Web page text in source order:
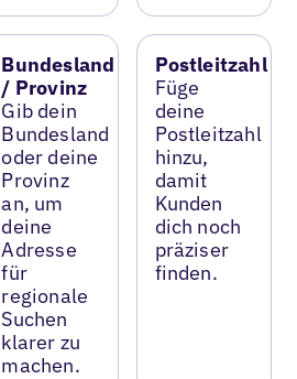
Bundesland
/ Provinz
Gib dein
Bundesland
oder deine
Provinz
an, um
deine
Adresse
für
regionale
Suchen
klarer zu
machen.
Postleitzahl
Füge
deine
Postleitzahl
hinzu,
damit
Kunden
dich noch
präziser
finden.